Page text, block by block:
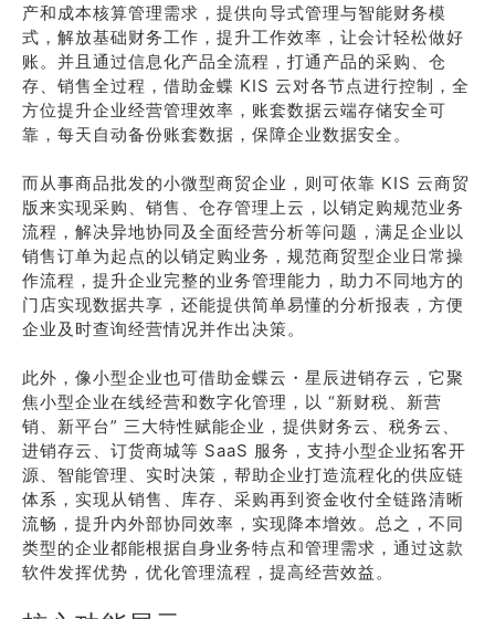
产和成本核算管理需求，提供向导式管理与智能财务模
式，解放基础财务工作，提升工作效率，让会计轻松做好
账。并且通过信息化产品全流程，打通产品的采购、仓
存、销售全过程，借助金蝶 KIS 云对各节点进行控制，全
方位提升企业经营管理效率，账套数据云端存储安全可
靠，每天自动备份账套数据，保障企业数据安全。
而从事商品批发的小微型商贸企业，则可依靠 KIS 云商贸
版来实现采购、销售、仓存管理上云，以销定购规范业务
流程，解决异地协同及全面经营分析等问题，满足企业以
销售订单为起点的以销定购业务，规范商贸型企业日常操
作流程，提升企业完整的业务管理能力，助力不同地方的
门店实现数据共享，还能提供简单易懂的分析报表，方便
企业及时查询经营情况并作出决策。
此外，像小型企业也可借助金蝶云・星辰进销存云，它聚
焦小型企业在线经营和数字化管理，以 “新财税、新营
销、新平台” 三大特性赋能企业，提供财务云、税务云、
进销存云、订货商城等 SaaS 服务，支持小型企业拓客开
源、智能管理、实时决策，帮助企业打造流程化的供应链
体系，实现从销售、库存、采购再到资金收付全链路清晰
流畅，提升内外部协同效率，实现降本增效。总之，不同
类型的企业都能根据自身业务特点和管理需求，通过这款
软件发挥优势，优化管理流程，提高经营效益。